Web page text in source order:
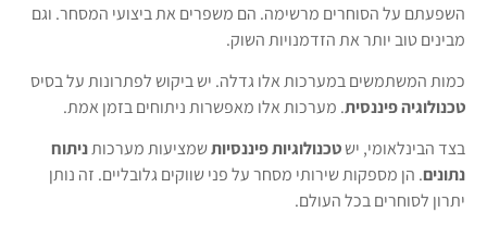
השפעתם על הסוחרים מרשימה. הם משפרים את ביצועי המסחר. וגם
מבינים טוב יותר את הזדמנויות השוק.
כמות המשתמשים במערכות אלו גדלה. יש ביקוש לפתרונות על בסיס
טכנולוגיה פיננסית. מערכות אלו מאפשרות ניתוחים בזמן אמת.
בצד הבינלאומי, ישטכנולוגיות פיננסיותשמציעות מערכותניתוח
נתונים. הן מספקות שירותי מסחר על פני שווקים גלובליים. זה נותן
יתרון לסוחרים בכל העולם.